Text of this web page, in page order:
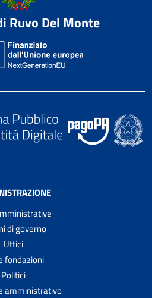
Ruvo Del Monte
di governo
Uffici
fondazioni
Politici
amministrativo